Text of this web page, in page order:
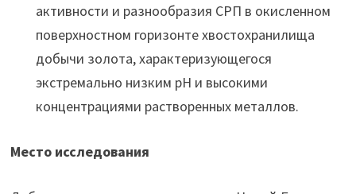
активности и разнообразия СРП в окисленном
поверхностном горизонте хвостохранилища
добычи золота, характеризующегося
экстремально низким рН и высокими
концентрациями растворенных металлов.
Место исследования